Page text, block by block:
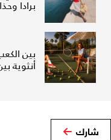
برادا
بين
أنثوية
شارك